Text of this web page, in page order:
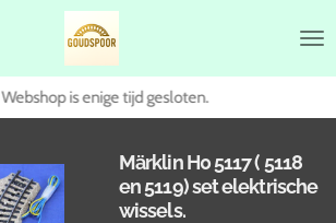
Webshop is enige tijd gesloten.
Märklin H0 5117 ( 5118
en 5119) set elektrische
wissels.